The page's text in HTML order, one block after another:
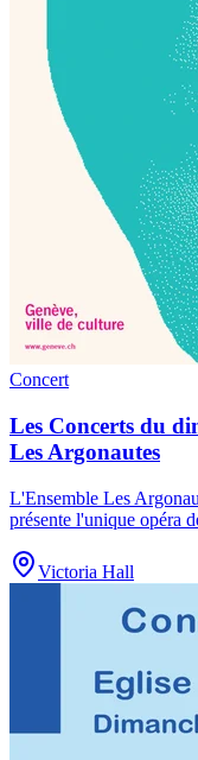
Concert
Les Concerts du
Les Argonautes
L'Ensemble Les
présente l'unique opéra
Victoria Hall